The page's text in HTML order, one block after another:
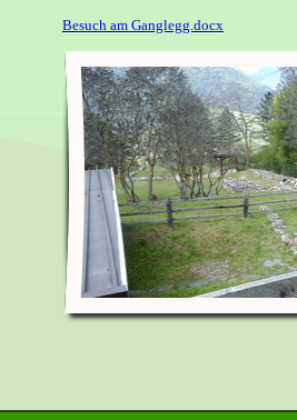
Besuch am Ganglegg.docx